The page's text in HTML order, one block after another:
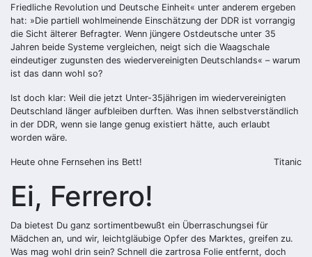
Friedliche Revolution und Deutsche Einheit« unter anderem ergeben
hat: »Die partiell wohlmeinende Einschätzung der DDR ist vorrangig
die Sicht älterer Befragter. Wenn jüngere Ostdeutsche unter 35
Jahren beide Systeme vergleichen, neigt sich die Waagschale
eindeutiger zugunsten des wiedervereinigten Deutschlands« – warum
ist das dann wohl so?
Ist doch klar: Weil die jetzt Unter-35jährigen im wiedervereinigten
Deutschland länger aufbleiben durften. Was ihnen selbstverständlich
in der DDR, wenn sie lange genug existiert hätte, auch erlaubt
worden wäre.
Heute ohne Fernsehen ins Bett! Titanic
Ei, Ferrero!
Da bietest Du ganz sortimentbewußt ein Überraschungsei für
Mädchen an, und wir, leichtgläubige Opfer des Marktes, greifen zu.
Was mag wohl drin sein? Schnell die zartrosa Folie entfernt, doch